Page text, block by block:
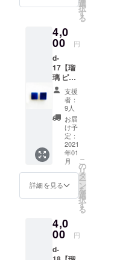
援』を
とがで
きま
す。 ご
都合許
す場合
は、リ
ターン
の額に
上乗せ
して、
ご支援
頂けま
すと大
変嬉し
いで
す。
取り
送のみ
となり
ます。
※郵送は
出店者
からの
お届け
となり
ます。
※ご支援
をして
いただ
く際
に、ど
のリ
ターン
も『上
乗せ支
援』を
とがで
きま
す。 ご
都合許
す場合
ある小
指輪や
表札、
看板ま
で幅広
く金属
作品を
製作
中。 空
に浮か
ぶ雲の
ように
ふんわ
りとし
た作品
を作り
のもと
には、
決まっ
たカッ
プル
や、カ
フェの
マル
ベント
に参加
してお
りま
す、 見
かけま
したら
覗いて
見て下
さい。
※記載の
金額は
送料込
み・税
込み価
す。 ※
商品は
だいて
から、
12月以
降のお
形やブ
ローチ
を作っ
ていま
す。 常
に面白
いと
思った
ことを
胸にボ
チボチ
木を
削って
おりま
まに、
マル
ベント
に参加
してお
りま
om/@to
raneko-
※記載の
金額は
送料込
み・税
込み価
格で
す。 ※
商品写
真はイ
メージ
です。
指定は
できま
せんの
で予め
ご了承
くださ
をいた
だいて
制作と
す。 ヘ
ンジの
ポイン
トに◎
ラフに
まとめ
たスタ
イルに
も目を
引くデ
ザイン
です！
https://
www.in
stagra
m.com/
wanwa
npina/?
送料込
み・税
込み価
格で
選
択
す
る
4,0
00 円
d-
17【瑠
璃 ピア
ス スク
エア
(1cm
角）<イ
ヤリン
×1】 陶
磁器作
家。城
雅典さ
んの作
品"瑠璃
ピアス
ア(1cm
角）<イ
ヤリン
グ>"で
支援
者：
9人
お届
け予
定：
2021
年01
月
詳細を見る
こ
の
リ
タ
ー
ン
を
選
択
す
る
4,0
00 円
d-